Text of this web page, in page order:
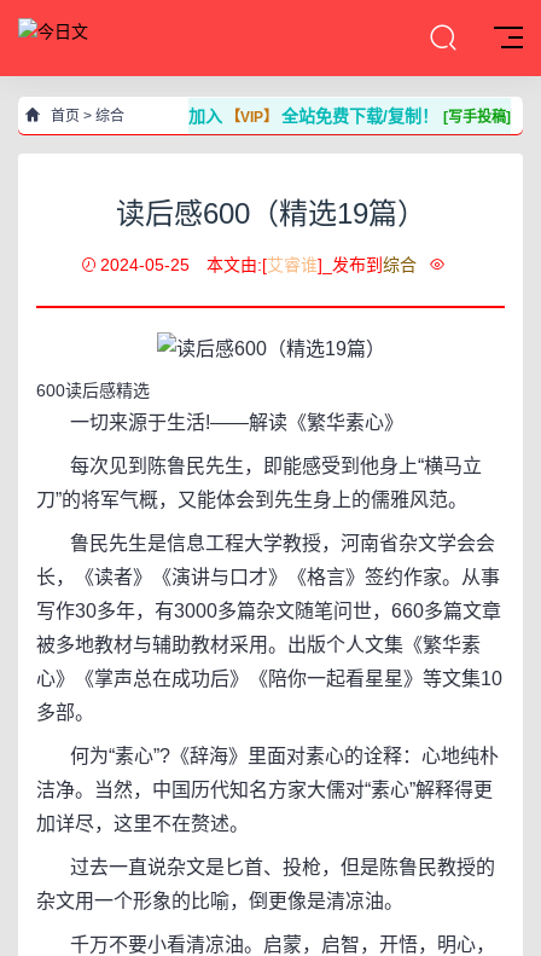
首页 > 综合 加入【VIP】 全站免费下载/复制！ [写手投稿]
读后感600（精选19篇）
2024-05-25 本文由:[艾睿谁]_发布到 综合
600读后感精选
一切来源于生活!——解读《繁华素心》
每次见到陈鲁民先生，即能感受到他身上“横马立
刀”的将军气概，又能体会到先生身上的儒雅风范。
鲁民先生是信息工程大学教授，河南省杂文学会会
长，《读者》《演讲与口才》《格言》签约作家。从事
写作30多年，有3000多篇杂文随笔问世，660多篇文章
被多地教材与辅助教材采用。出版个人文集《繁华素
心》《掌声总在成功后》《陪你一起看星星》等文集10
多部。
何为“素心”?《辞海》里面对素心的诠释：心地纯朴
洁净。当然，中国历代知名方家大儒对“素心”解释得更
加详尽，这里不在赘述。
过去一直说杂文是匕首、投枪，但是陈鲁民教授的
杂文用一个形象的比喻，倒更像是清凉油。
千万不要小看清凉油。启蒙，启智，开悟，明心，